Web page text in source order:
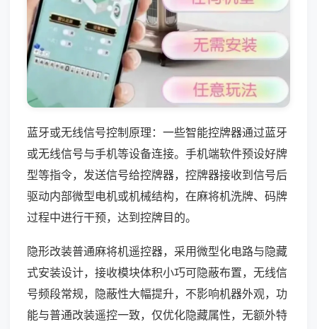
蓝牙或无线信号控制原理：一些智能控牌器通过蓝牙
或无线信号与手机等设备连接。手机端软件预设好牌
型等指令，发送信号给控牌器，控牌器接收到信号后
驱动内部微型电机或机械结构，在麻将机洗牌、码牌
过程中进行干预，达到控牌目的。
隐形改装普通麻将机遥控器，采用微型化电路与隐藏
式安装设计，接收模块体积小巧可隐蔽布置，无线信
号频段常规，隐蔽性大幅提升，不影响机器外观，功
能与普通改装遥控一致，仅优化隐藏属性，无额外特